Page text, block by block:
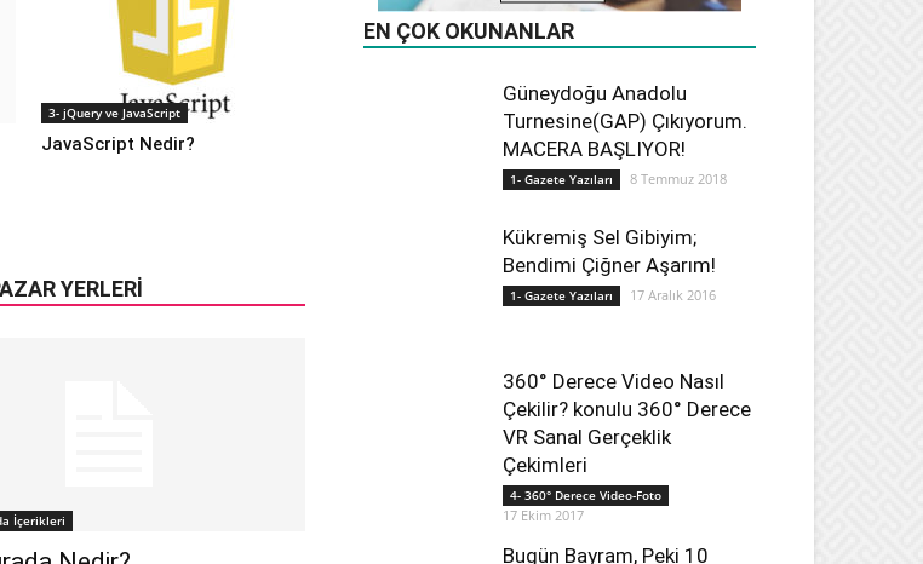
3- jQuery ve JavaScript
JavaScript Nedir?
YERLERI
İçerikleri
EN ÇOK OKUNANLAR
Güneydoğu Anadolu
Turnesine(GAP) Çıkıyorum.
MACERA BAŞLIYOR!
1- Gazete Yazıları 8 Temmuz 2018
Kükremiş Sel Gibiyim;
Bendimi Çiğner Aşarım!
1- Gazete Yazıları 17 Aralık 2016
360° Derece Video Nasıl
Çekilir? konulu 360° Derece
VR Sanal Gerçeklik
Çekimleri
4- 360° Derece Video-Foto
17 Ekim 2017
Bugün Bayram, Peki 10